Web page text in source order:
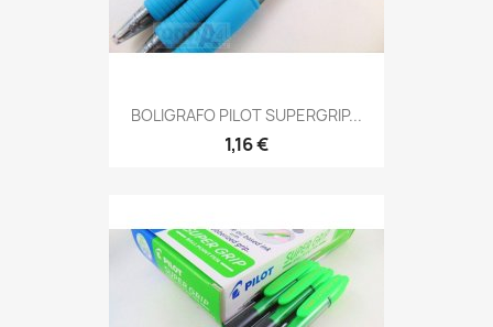
BOLIGRAFO PILOT SUPERGRIP...
1,16 €